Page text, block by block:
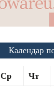
Календар
Ср Чт